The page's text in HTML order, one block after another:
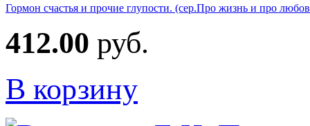
Гормон счастья и прочие глупости. (сер.Про жизнь и про
412.00 руб.
В корзину